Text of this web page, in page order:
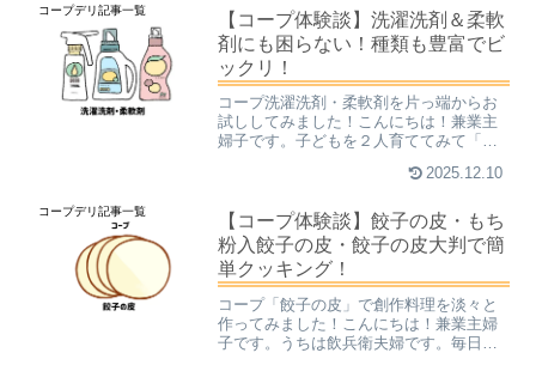
んだ料理のことです。一つ...
コープデリ記事一覧
【コープ体験談】洗濯洗剤＆柔軟
剤にも困らない！種類も豊富でビ
ックリ！
コープ洗濯洗剤・柔軟剤を片っ端からお
試ししてみました！こんにちは！兼業主
婦子です。子どもを２人育ててみて「う
つに洗濯があります。保育園では１日に
ような汚れものを家に持ち...
2025.12.10
コープデリ記事一覧
【コープ体験談】餃子の皮・もち
粉入餃子の皮・餃子の皮大判で簡
単クッキング！
コープ「餃子の皮」で創作料理を淡々と
作ってみました！こんにちは！兼業主婦
子です。うちは飲兵衛夫婦です。毎日こ